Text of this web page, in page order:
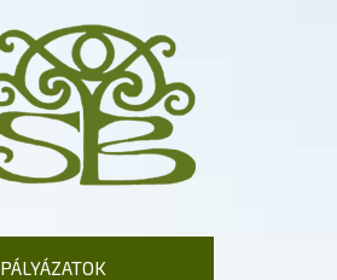
PÁLYÁZATOK